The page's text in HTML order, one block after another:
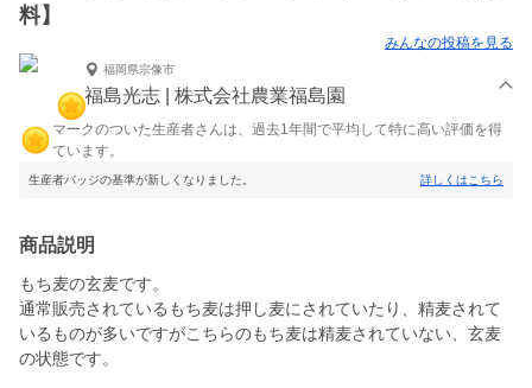
料】
みんなの投稿を見る
福岡県宗像市
福島光志 | 株式会社農業福島園
マークのついた生産者さんは、過去1年間で平均して特に高い評価を得
ています。
生産者バッジの基準が新しくなりました。 詳しくはこちら
商品説明
もち麦の玄麦です。
通常販売されているもち麦は押し麦にされていたり、精麦されて
いるものが多いですがこちらのもち麦は精麦されていない、玄麦
の状態です。